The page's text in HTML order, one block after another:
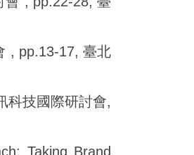
, pp.13-17, 臺北
科技國際研討會,
Taking Brand